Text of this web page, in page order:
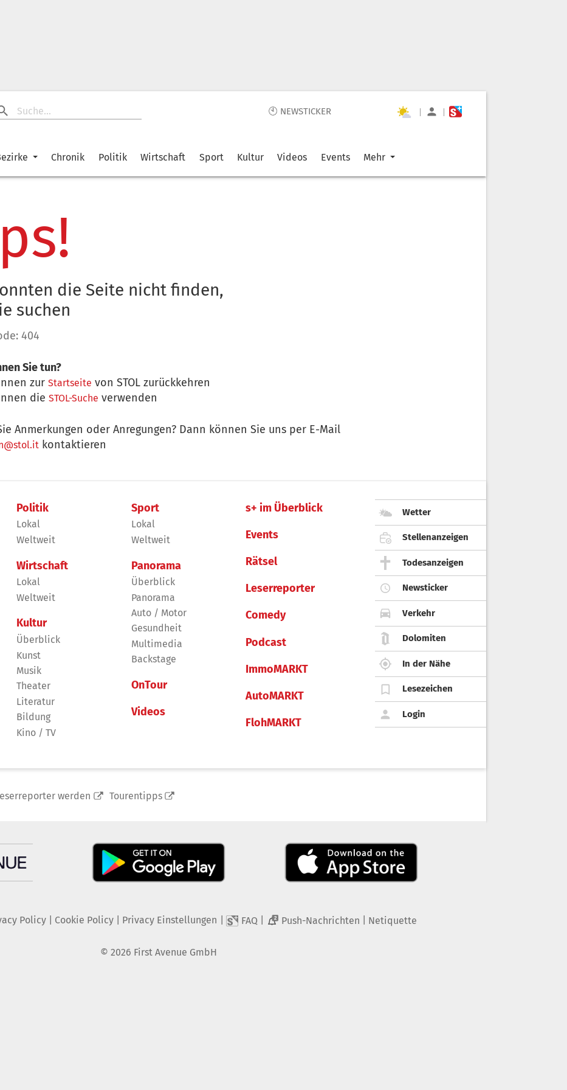
🕙 NEWSTICKER | |
Chronik Politik Wirtschaft Sport Kultur Videos Events Mehr
die Seite nicht finden,
suchen
404
Sie tun?
zurStartseite von STOL zurückkehren
dieSTOL-Suche verwenden
Anmerkungen oder Anregungen? Dann können Sie uns per E-Mail
kontaktieren
Politik
Lokal
Weltweit
Wirtschaft
Lokal
Weltweit
Kultur
Überblick
Kunst
Musik
Theater
Literatur
Bildung
Kino / TV
Sport
Lokal
Weltweit
Panorama
Überblick
Panorama
Auto / Motor
Gesundheit
Multimedia
Backstage
OnTour
Videos
s+ im Überblick
Events
Rätsel
Leserreporter
Comedy
Podcast
ImmoMARKT
AutoMARKT
FlohMARKT
Wetter
Stellenanzeigen
Todesanzeigen
Newsticker
Verkehr
Dolomiten
In der Nähe
Lesezeichen
Login
werden Tourentipps
Policy| Cookie Policy| Privacy Einstellungen FAQ 2 Push-Nachrichten Netiquette
© 2026 First Avenue GmbH